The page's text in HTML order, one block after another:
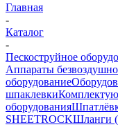
Главная
-
Каталог
-
Пескоструйное
Аппараты
оборудование
шпаклевки
оборудования
SHEETROCKШланги